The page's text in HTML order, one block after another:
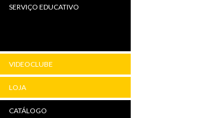
SERVIÇO EDUCATIVO
VIDEOCLUBE
LOJA
CATÁLOGO